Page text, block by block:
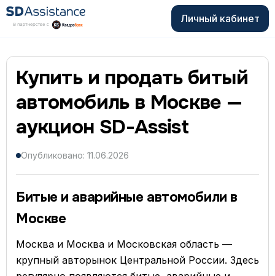
Личный кабинет
Купить и продать битый
автомобиль в Москве —
аукцион SD-Assist
Опубликовано: 11.06.2026
Битые и аварийные автомобили в
Москве
Москва и Москва и Московская область —
крупный авторынок Центральной России. Здесь